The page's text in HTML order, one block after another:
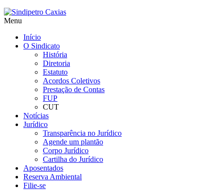
Menu
Início
O Sindicato
História
Diretoria
Estatuto
Acordos Coletivos
Prestação de Contas
FUP
CUT
Notícias
Jurídico
Transparência no Jurídico
Agende um plantão
Corpo Jurídico
Cartilha do Jurídico
Aposentados
Reserva Ambiental
Filie-se